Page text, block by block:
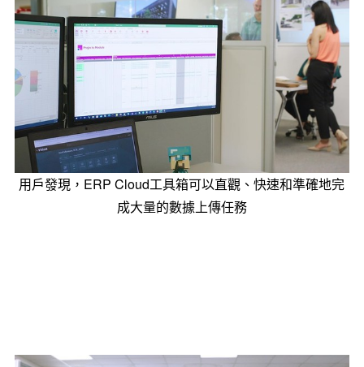
用戶發現，ERP Cloud工具箱可以直觀、快速和準確地完
成大量的數據上傳任務